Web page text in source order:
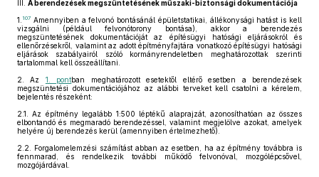
III. A berendezések megszüntetésének műszaki-biztonsági dokumentációja
1. 107 Amennyiben a felvonó bontásánál épületstatikai, állékonysági hatást is kell
vizsgálni (például felvonótorony bontása), akkor a berendezés
megszüntetésének dokumentációját az építésügyi hatósági eljárásokról és
ellenőrzésekről, valamint az adott építményfajtára vonatkozó építésügyi hatósági
eljárások szabályairól szóló kormányrendeletben meghatározottak szerinti
tartalommal kell összeállítani.
2.
Az 1. pontban meghatározott esetektől eltérő esetben a berendezések
megszüntetési dokumentációjához az alábbi terveket kell csatolni a kérelem,
bejelentés részeként:
2.1.
Az építmény legalább 1:500 léptékű alaprajzát, azonosíthatóan az összes
elbontandó és megmaradó berendezéssel, valamint megjelölve azokat, amelyek
helyére új berendezés kerül (amennyiben értelmezhető).
2.2.
Forgalomelemzési számítást abban az esetben, ha az építmény továbbra is
fennmarad, és rendelkezik további működő felvonóval, mozgólépcsővel,
mozgójárdával.